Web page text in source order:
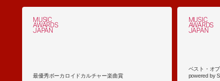
MUSIC
AWARDS
JAPAN
最優秀ボーカロイドカルチャー楽曲賞
MUSIC
AWARDS
JAPAN
ベスト・オ
powered by